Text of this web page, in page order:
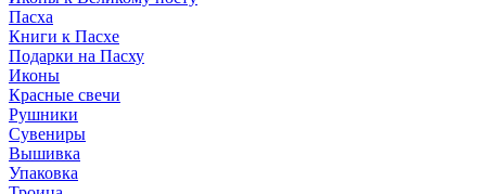
Пасха
Книги к Пасхе
Подарки на Пасху
Иконы
Красные свечи
Рушники
Сувениры
Вышивка
Упаковка